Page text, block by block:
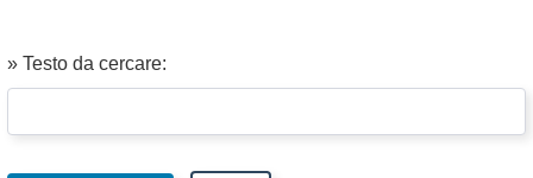
» Testo da cercare: